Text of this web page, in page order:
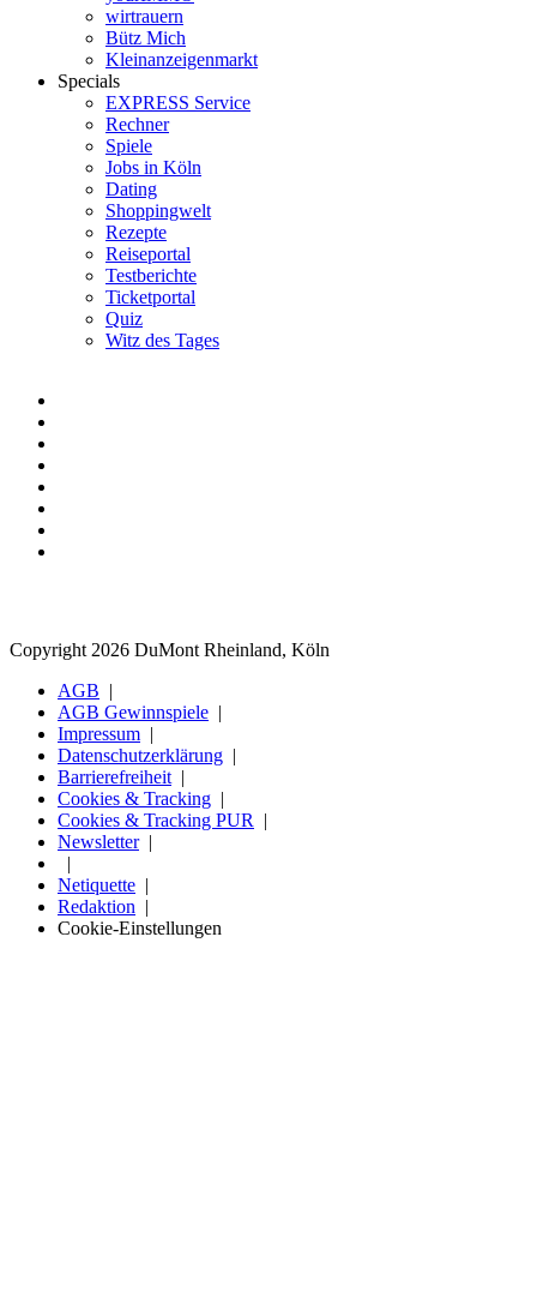
wirtrauern
Bütz Mich
Kleinanzeigenmarkt
Specials
EXPRESS Service
Rechner
Spiele
Jobs in Köln
Dating
Shoppingwelt
Rezepte
Reiseportal
Testberichte
Ticketportal
Quiz
Witz des Tages
Copyright 2026 DuMont Rheinland, Köln
AGB
AGB Gewinnspiele
Impressum
Datenschutzerklärung
Barrierefreiheit
Cookies & Tracking
Cookies & Tracking PUR
Newsletter
Netiquette
Redaktion
Cookie-Einstellungen